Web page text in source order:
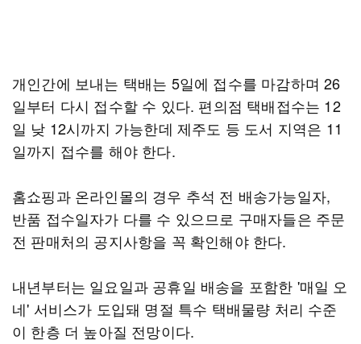
개인간에 보내는 택배는 5일에 접수를 마감하며 26
일부터 다시 접수할 수 있다. 편의점 택배접수는 12
일 낮 12시까지 가능한데 제주도 등 도서 지역은 11
일까지 접수를 해야 한다.
홈쇼핑과 온라인몰의 경우 추석 전 배송가능일자,
반품 접수일자가 다를 수 있으므로 구매자들은 주문
전 판매처의 공지사항을 꼭 확인해야 한다.
내년부터는 일요일과 공휴일 배송을 포함한 '매일 오
네' 서비스가 도입돼 명절 특수 택배물량 처리 수준
이 한층 더 높아질 전망이다.